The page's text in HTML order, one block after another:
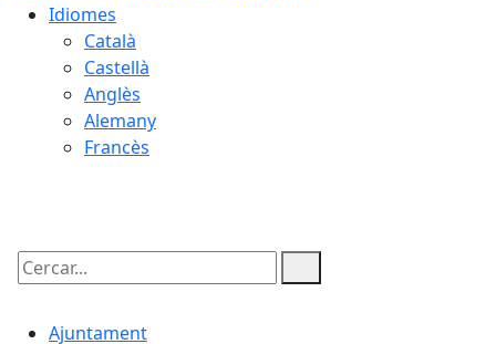
Idiomes
Català
Castellà
Anglès
Alemany
Francès
Cercar:
Ajuntament